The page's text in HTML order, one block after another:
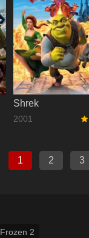
Shrek
2001
1 2 3
Frozen 2